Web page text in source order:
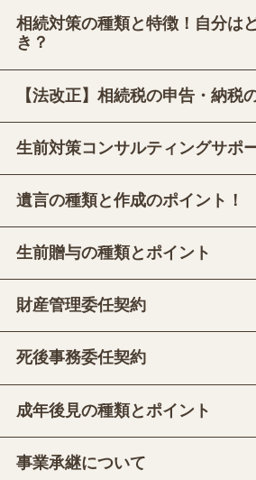
相続対策の種類と特徴！自分は
き？
【法改正】相続税の申告・納税
生前対策コンサルティングサポ
遺言の種類と作成のポイント！
生前贈与の種類とポイント
財産管理委任契約
死後事務委任契約
成年後見の種類とポイント
事業承継について